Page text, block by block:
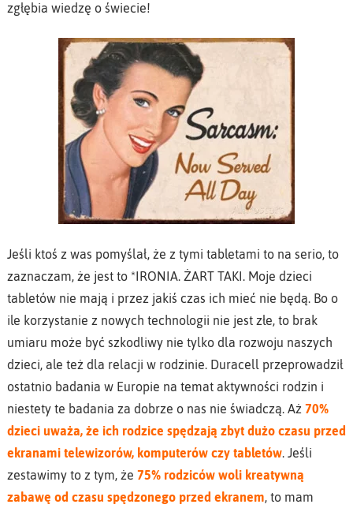
zgłębia wiedzę o świecie!
Jeśli ktoś z was pomyślał, że z tymi tabletami to na serio, to
zaznaczam, że jest to *IRONIA. ŻART TAKI. Moje dzieci
tabletów nie mają i przez jakiś czas ich mieć nie będą. Bo o
ile korzystanie z nowych technologii nie jest złe, to brak
umiaru może być szkodliwy nie tylko dla rozwoju naszych
dzieci, ale też dla relacji w rodzinie. Duracell przeprowadził
ostatnio badania w Europie na temat aktywności rodzin i
niestety te badania za dobrze o nas nie świadczą. Aż 70%
dzieci uważa, że ich rodzice spędzają zbyt dużo czasu przed
ekranami telewizorów, komputerów czy tabletów. Jeśli
zestawimy to z tym, że 75% rodziców woli kreatywną
zabawę od czasu spędzonego przed ekranem, to mam